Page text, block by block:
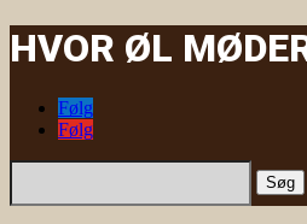
HVOR ØL
Følg
Følg
Søg